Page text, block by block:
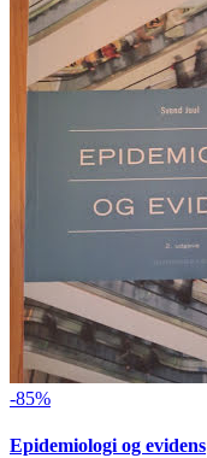
-85%
Epidemiologi og evidens